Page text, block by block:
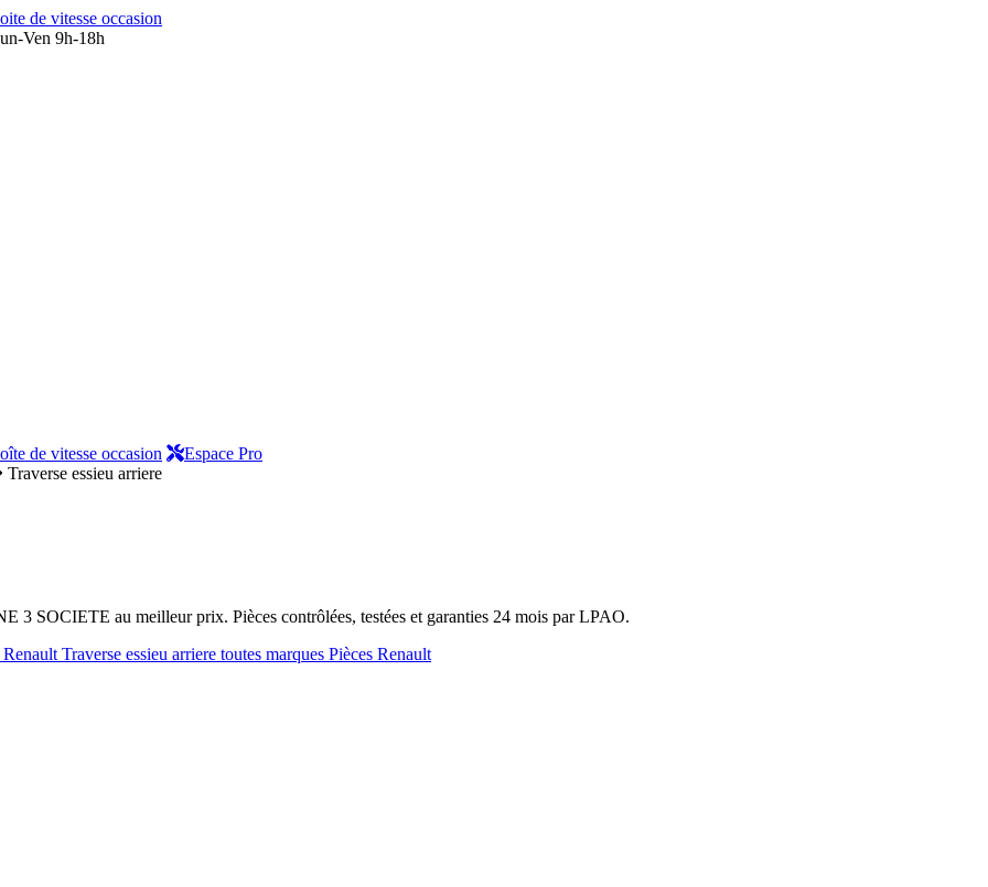
de vitesse occasion
Ven 9h-18h
de vitesse occasion
Espace Pro
Traverse essieu arriere
3 SOCIETE au meilleur prix. Pièces contrôlées, testées et garanties 24 mois par LPAO.
Renault Traverse essieu arriere toutes marques Pièces Renault